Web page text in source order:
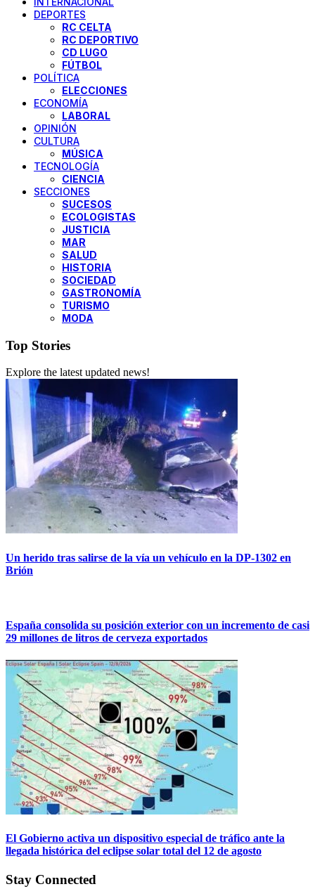
DEPORTES
RC CELTA
RC DEPORTIVO
CD LUGO
FÚTBOL
POLÍTICA
ELECCIONES
ECONOMÍA
LABORAL
OPINIÓN
CULTURA
MÚSICA
TECNOLOGÍA
CIENCIA
SECCIONES
SUCESOS
ECOLOGISTAS
JUSTICIA
MAR
SALUD
HISTORIA
SOCIEDAD
GASTRONOMÍA
TURISMO
MODA
Top Stories
Explore the latest updated news!
Un herido tras salirse de la vía un vehículo en la DP-1302 en
Brión
España consolida su posición exterior con un incremento de casi
29 millones de litros de cerveza exportados
El Gobierno activa un dispositivo especial de tráfico ante la
llegada histórica del eclipse solar total del 12 de agosto
Stay Connected